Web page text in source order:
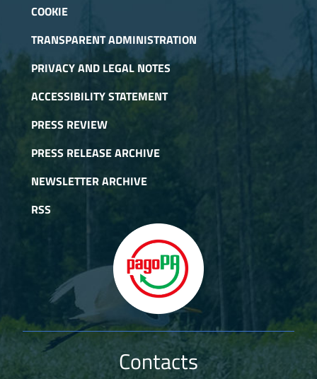
COOKIE
TRANSPARENT ADMINISTRATION
PRIVACY AND LEGAL NOTES
ACCESSIBILITY STATEMENT
PRESS REVIEW
PRESS RELEASE ARCHIVE
NEWSLETTER ARCHIVE
RSS
Contacts